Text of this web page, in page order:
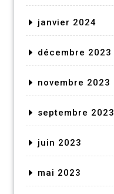
janvier 2024
décembre 2023
novembre 2023
septembre 2023
juin 2023
mai 2023